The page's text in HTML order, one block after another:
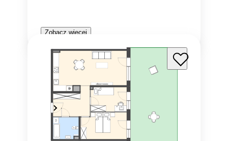
Zobacz więcej